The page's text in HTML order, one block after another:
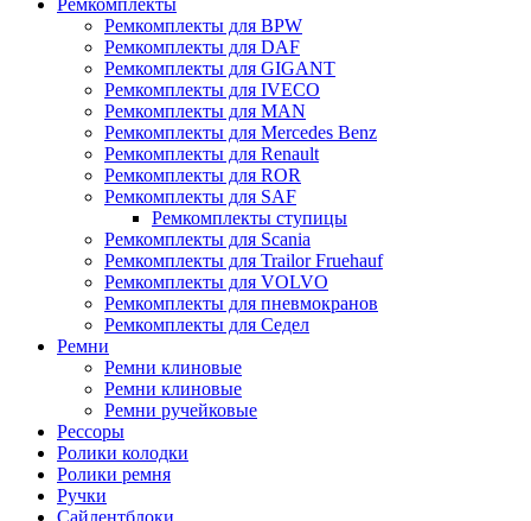
Ремкомплекты для BPW
Ремкомплекты для DAF
Ремкомплекты для GIGANT
Ремкомплекты для IVECO
Ремкомплекты для MAN
Ремкомплекты для Mercedes Benz
Ремкомплекты для Renault
Ремкомплекты для ROR
Ремкомплекты для SAF
Ремкомплекты ступицы
Ремкомплекты для Scania
Ремкомплекты для Trailor Fruehauf
Ремкомплекты для VOLVO
Ремкомплекты для пневмокранов
Ремкомплекты для Седел
Ремни
Ремни клиновые
Ремни клиновые
Ремни ручейковые
Рессоры
Ролики колодки
Ролики ремня
Ручки
Сайлентблоки